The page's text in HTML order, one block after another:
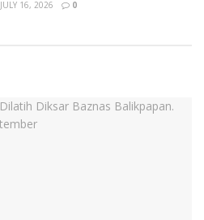
JULY 16, 2026 0